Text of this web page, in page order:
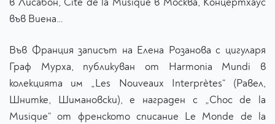
във Виена…
Във Франция записът на Елена Розанова с цигуларя
Граф Мурха, публикуван от Harmonia Mundi в
колекцията им „Les Nouveaux Interprètes“ (Равел,
Шнитке, Шимановски), е награден с „Choc de la
Musique“ от френското списание Le Monde de la